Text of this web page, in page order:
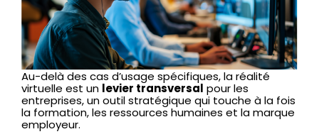
Au-delà des cas d’usage spécifiques, la réalité
virtuelle est un levier transversal pour les
entreprises, un outil stratégique qui touche à la fois
la formation, les ressources humaines et la marque
employeur.